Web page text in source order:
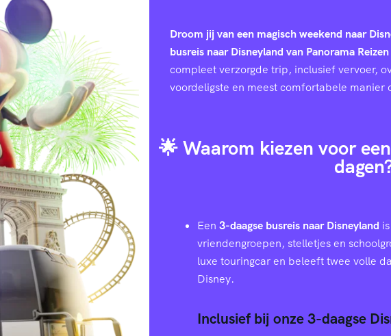
Droom jij van een magisch weekend naar
busreis naar Disneyland van Panorama Reizen
compleet verzorgde trip, inclusief vervoer,
voordeligste en meest comfortabele manier
🌟 Waarom kiezen voor
Een 3-daagse busreis naar Disneyland
vriendengroepen, stelletjes en
luxe touringcar en beleeft twee volle
Disney.
Inclusief bij onze 3-daagse